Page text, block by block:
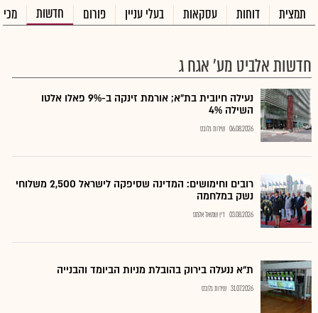
תמצית דוחות עסקאות בעלי עניין פורום חדשות
חדשות אלביט מע' אגח ג
נעילה חיובית בת"א; אורמת זינקה ב-9% פאלו אלטו
השילה 4%
06.08.2026 שירות גלובס
רובים וחימושים: המדינה שסיפקה לישראל 2,500 משלוחי
נשק במלחמה
03.08.2026 דין שמואל אלמס
ת"א ננעלה בירוק בהובלת מניות הביומד והבנייה
31.07.2026 שירות גלובס